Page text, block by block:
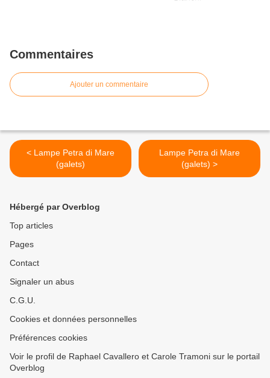
Commentaires
Ajouter un commentaire
< Lampe Petra di Mare
(galets)
Lampe Petra di Mare
(galets) >
Hébergé par Overblog
Top articles
Pages
Contact
Signaler un abus
C.G.U.
Cookies et données personnelles
Préférences cookies
Voir le profil de Raphael Cavallero et Carole Tramoni sur le portail
Overblog